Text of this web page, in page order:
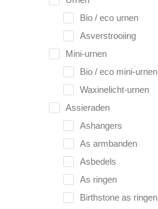
Bio / eco urnen
Asverstrooiing
Mini-urnen
Bio / eco mini-urnen
Waxinelicht-urnen
Assieraden
Ashangers
As armbanden
Asbedels
As ringen
Birthstone as ringen